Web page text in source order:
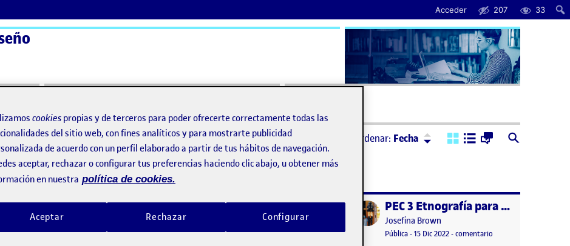
Acceder 207 33
Ordenar: Fecha Ordenar:Descendente
El Diseño · Laura Pociello Esmel
por PEC3. Etnografía en el diseño
Publicado por
Carolina Gómez Alemany
Visibilidad:
Pública-Fecha de publicación
22 Dic 2022-comentarioen PEC3. Etnografía en el diseño
Publicado por PEC 3 – Etnografía para el diseño
Sergio Herraez Navarro
Visibilidad:
Pública-Fecha de publicación
21 Dic 202221 diciembre, 2022 6:15 pm
-comentarioen PEC 3 – Etnografía para el diseño
Publicado por PEC 3 Etnografía para el diseño
Publicado por
Josefina Brown
Visibilidad:
Pública-Fecha de publicación
15 Dic 202217 mayo, 2023 5:26 pm
-comentario
cookies propias y de terceros para poder ofrecerte correctamente todas las
del sitio web, con fines analíticos y para mostrarte publicidad
de acuerdo con un perfil elaborado a partir de tus hábitos de navegación.
aceptar, rechazar o configurar tus preferencias haciendo clic abajo, u obtener más
en nuestra política de cookies.
Rechazar
Aceptar Configurar